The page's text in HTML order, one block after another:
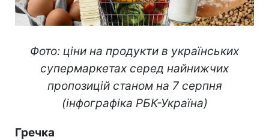
Фото: ціни на продукти в українських
супермаркетах серед найнижчих
пропозицій станом на 7 серпня
(інфографіка РБК-Україна)
Гречка